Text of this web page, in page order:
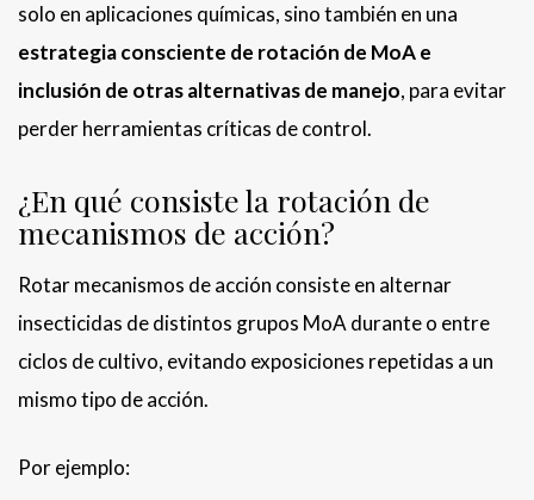
solo en aplicaciones químicas, sino también en una
estrategia consciente de rotación de MoA e
inclusión de otras alternativas de manejo, para evitar
perder herramientas críticas de control.
¿En qué consiste la rotación de
mecanismos de acción?
Rotar mecanismos de acción consiste en alternar
insecticidas de distintos grupos MoA durante o entre
ciclos de cultivo, evitando exposiciones repetidas a un
mismo tipo de acción.
Por ejemplo: